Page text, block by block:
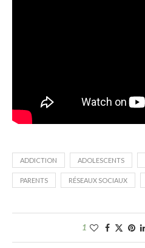
ADDICTION ADOLESCENTS
PARENTS RÉSEAUX SOCIAUX
1